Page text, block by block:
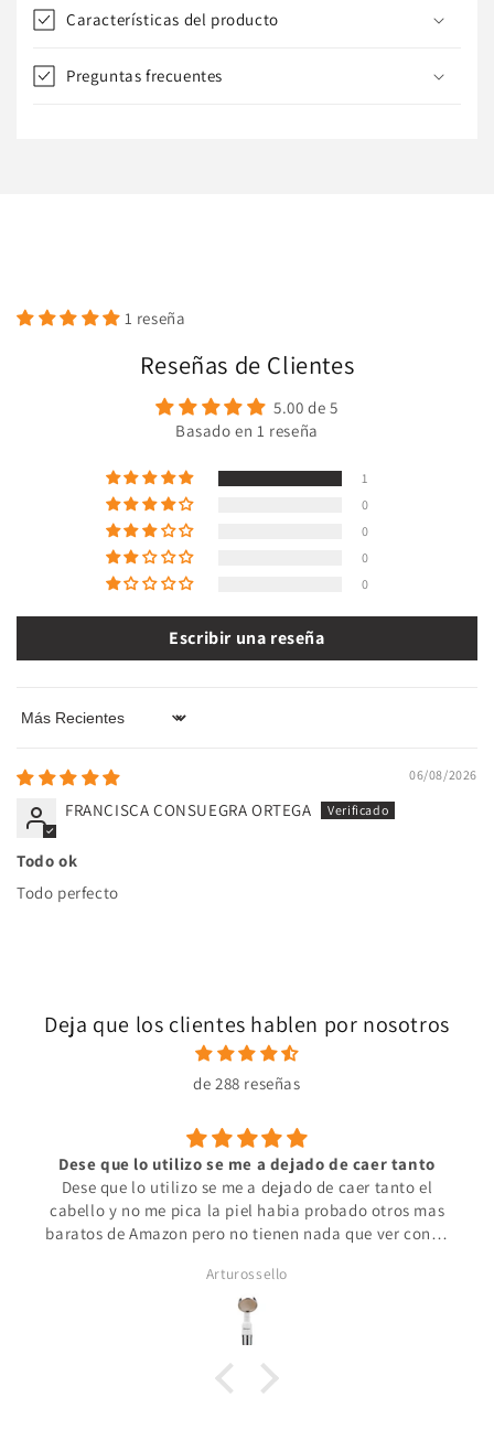
d
e
s
p
Características del producto
Preguntas frecuentes
1 reseña
Reseñas de Clientes
5.00 de 5
Basado en 1 reseña
1
0
0
0
0
Escribir una reseña
Sort by
06/08/2026
FRANCISCA CONSUEGRA ORTEGA
Todo ok
Todo perfecto
Deja que los clientes hablen por nosotros
de 288 reseñas
Dese que lo utilizo se me a dejado de caer tanto
Dese que lo utilizo se me a dejado de caer tanto el
cabello y no me pica la piel habia probado otros mas
baratos de Amazon pero no tienen nada que ver con el
Arturossello